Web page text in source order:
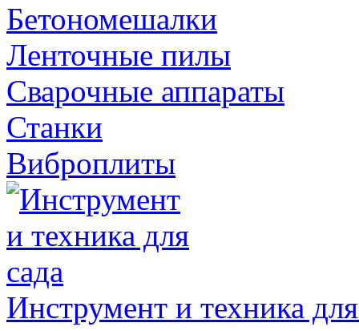
Бетономешалки
Ленточные пилы
Сварочные аппараты
Станки
Виброплиты
Инструмент и техника